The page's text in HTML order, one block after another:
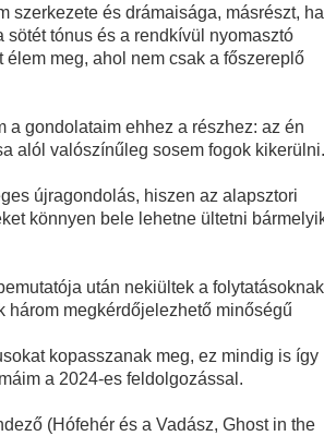
szerkezete és drámaisága, másrészt, ha
tónus és a rendkívül nyomasztó
meg, ahol nem csak a főszereplő
a gondolataim ehhez a részhez: az én
alól valószínűleg sosem fogok kikerülni.
újragondolás, hiszen az alapsztori
könnyen bele lehetne ültetni
után nekiültek a
három megkérdőjelezhető minőségű
kopasszanak meg, ez mindig is így
a 2024-es feldolgozással.
(Hófehér és a Vadász, Ghost in the